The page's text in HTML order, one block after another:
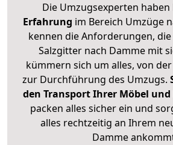
Die Umzugsexperten haben
Erfahrung im Bereich Umzüge
kennen die Anforderungen,
Salzgitter nach Damme mit
kümmern sich um alles, von
zur Durchführung des Umzugs.
den Transport Ihrer Möbel
packen alles sicher ein und
alles rechtzeitig an Ihrem
Damme